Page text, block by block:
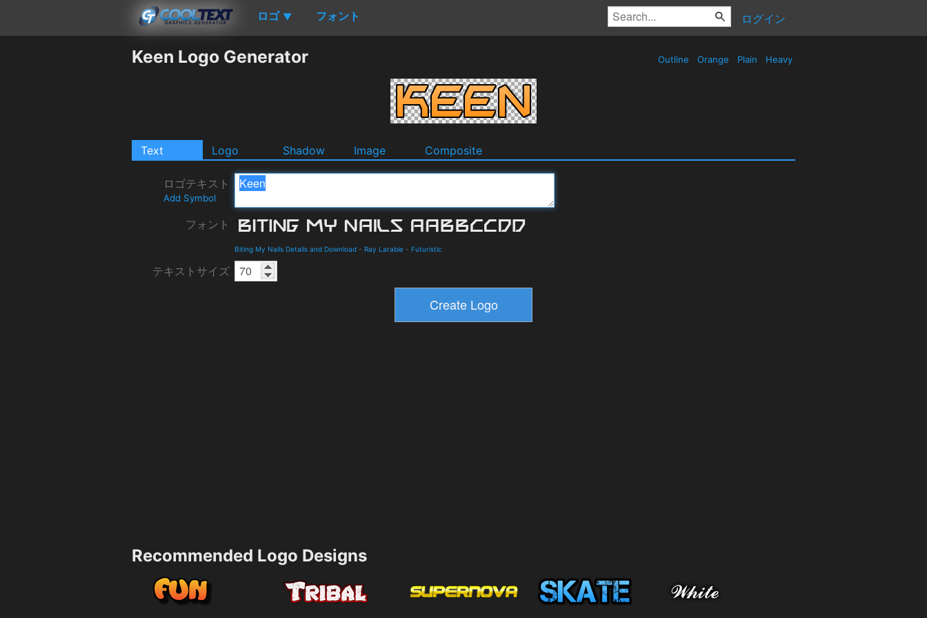
ロゴ ▼ フォント ログイン
Keen Logo Generator Outline Orange Plain Heavy
Text Logo Shadow Image Composite
ロゴテキスト
Add Symbol
フォント
Biting My Nails Details and Download - Ray Larabie - Futuristic
テキストサイズ
Recommended Logo Designs